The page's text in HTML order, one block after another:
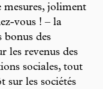
mesures, joliment
vous ! – la
bonus des
les revenus des
sociales, tout
sur les sociétés